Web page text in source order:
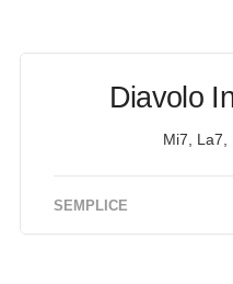
Diavolo
Mi7, La7,
SEMPLICE